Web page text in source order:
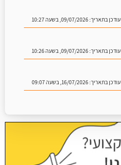
עודכן בתאריך:09/07/2026, בשעה 10:27
עודכן בתאריך:09/07/2026, בשעה 10:26
עודכן בתאריך:16/07/2026, בשעה 09:07
עודכן בתאריך:15/07/2026, בשעה 10:48